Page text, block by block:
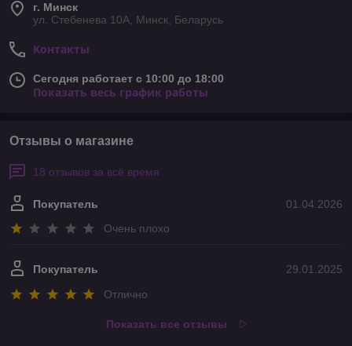
г. Минск
ул. Стебенева 10А, Минск, Беларусь
Контакты
Сегодня работает с 10:00 до 18:00
Показать весь график работы
Отзывы о магазине
18 отзывов за всё время
01.04.2026
Покупатель
Очень плохо
29.01.2025
Покупатель
Отлично
Показать все отзывы